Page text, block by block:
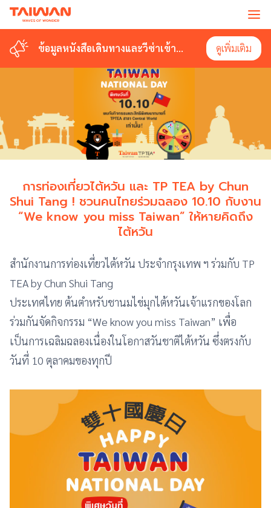
ข้อมูลหนังสือเดินทางและวีซ่าเข้า
ดูเพิ่มเติม
การท่องเที่ยวไต้หวัน และ TP TEA by Chun
Shui Tang ! ชวนคนไทยร่วมฉลอง 10.10 กับงาน
“We know you miss Taiwan” ให้หายคิดถึง
ไต้หวัน
สำนักงานการท่องเที่ยวไต้หวัน ประจำกรุงเทพ ฯ ร่วมกับ TP
TEA by Chun Shui Tang
ประเทศไทย ต้นตำหรับชานมไข่มุกไต้หวันเจ้าแรกของโลก
ร่วมกันจัดกิจกรรม “We know you miss Taiwan” เพื่อ
เป็นการเฉลิมฉลองเนื่องในโอกาสวันชาติไต้หวัน ซึ่งตรงกับ
วันที่ 10 ตุลาคมของทุกปี